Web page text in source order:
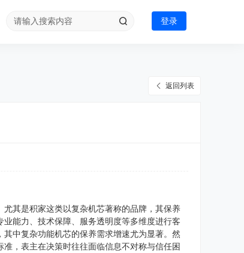
登录
返回列表
其是积家这类以复杂机芯著称的品牌，其保养
能力、技术保障、服务透明度等多维度进行客
中复杂功能机芯的保养需求增速尤为显著。然
，表主在决策时往往面临信息不对称与信任困